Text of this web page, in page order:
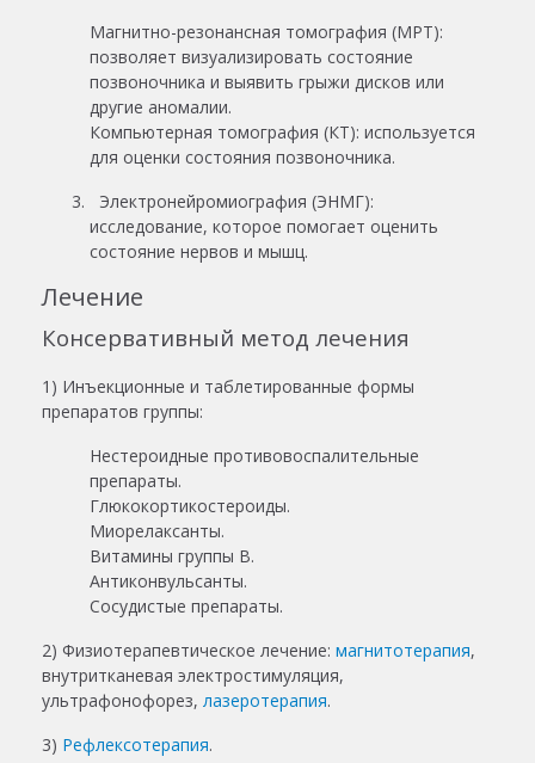
Магнитно-резонансная томография (МРТ):
позволяет визуализировать состояние
позвоночника и выявить грыжи дисков или
другие аномалии.
Компьютерная томография (КТ): используется
для оценки состояния позвоночника.
Электронейромиография (ЭНМГ):
исследование, которое помогает оценить
состояние нервов и мышц.
Лечение
Консервативный метод лечения
1) Инъекционные и таблетированные формы
препаратов группы:
Нестероидные противовоспалительные
препараты.
Глюкокортикостероиды.
Миорелаксанты.
Витамины группы В.
Антиконвульсанты.
Сосудистые препараты.
2) Физиотерапевтическое лечение: магнитотерапия,
внутритканевая электростимуляция,
ультрафонофорез, лазеротерапия.
3) Рефлексотерапия.